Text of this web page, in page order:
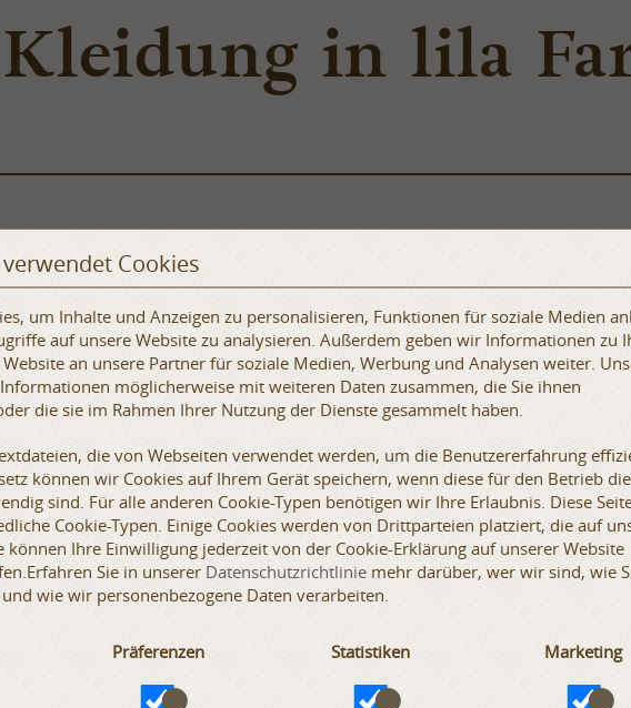
in lila
HERRENKLEIDUNG
S M L XL
XXL 3XL
DAMENKLEIDUNG
0 2 4 6
8 10 12
Newsletter abonnieren!
Cookies
um Inhalte und Anzeigen zu personalisieren, Funktionen für soziale Medien
auf unsere Website zu analysieren. Außerdem geben wir Informationen zu
an unsere Partner für soziale Medien, Werbung und Analysen weiter.
möglicherweise mit weiteren Daten zusammen, die Sie ihnen
die sie im Rahmen Ihrer Nutzung der Dienste gesammelt haben.
die von Webseiten verwendet werden, um die Benutzererfahrung
können wir Cookies auf Ihrem Gerät speichern, wenn diese für den Betrieb
sind. Für alle anderen Cookie-Typen benötigen wir Ihre Erlaubnis. Diese
Cookie-Typen. Einige Cookies werden von Drittparteien platziert, die auf
können Ihre Einwilligung jederzeit von der Cookie-Erklärung auf unserer Website
Sie in unserer Datenschutzrichtliniemehr darüber, wer wir sind, wie
wie wir personenbezogene Daten verarbeiten.
Präferenzen Statistiken Marketing